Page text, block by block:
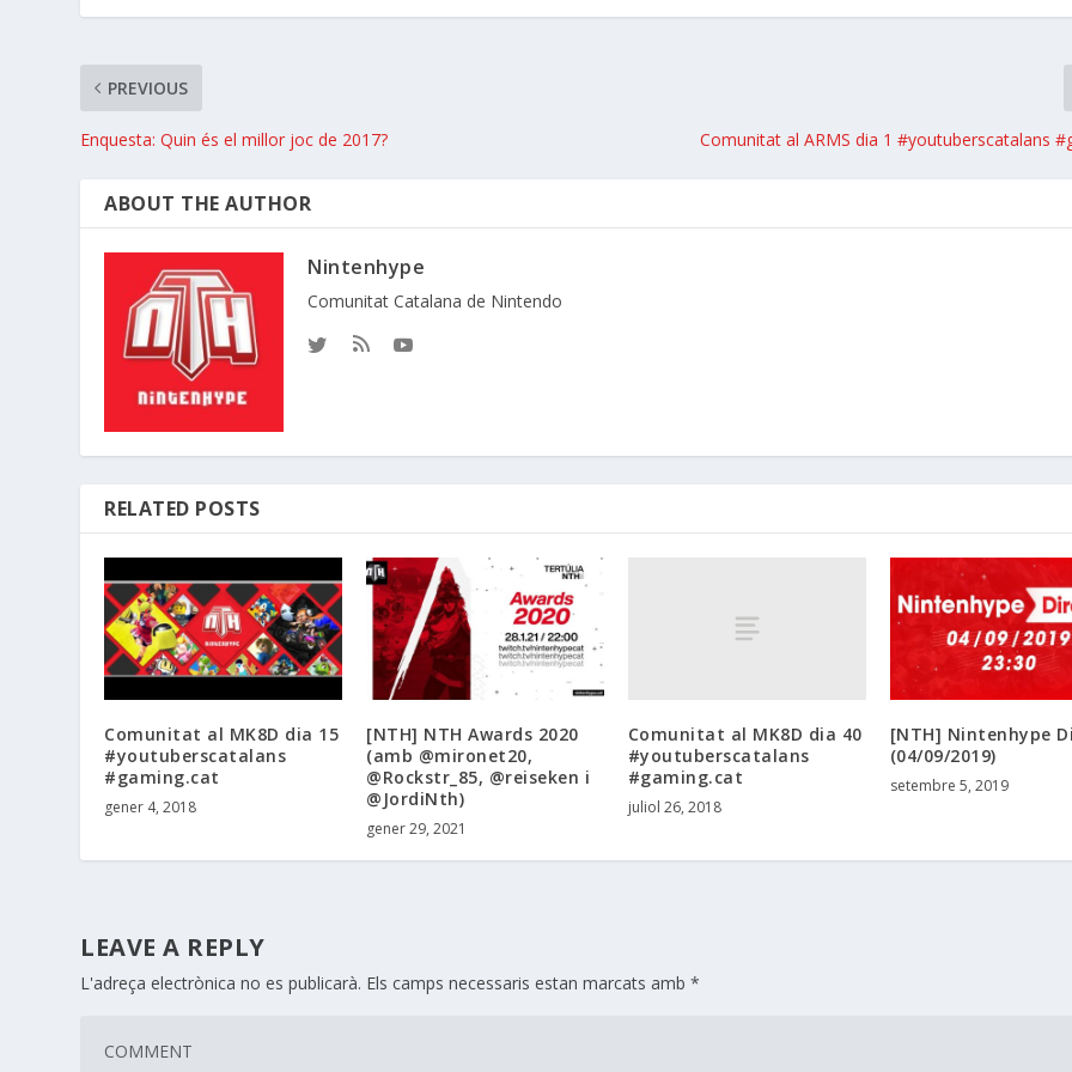
PREVIOUS
Enquesta: Quin és el millor joc de 2017? Comunitat al ARMS dia 1 #youtuberscatalans
ABOUT THE AUTHOR
Nintenhype
Comunitat Catalana de Nintendo
RELATED POSTS
Comunitat al MK8D dia 15
#youtuberscatalans
#gaming.cat
gener 4, 2018
[NTH] NTH Awards 2020
(amb @mironet20,
@Rockstr_85, @reiseken i
@JordiNth)
gener 29, 2021
Comunitat al MK8D dia 40
#youtuberscatalans
#gaming.cat
juliol 26, 2018
[NTH] Nintenhype
(04/09/2019)
setembre 5, 2019
LEAVE A REPLY
L'adreça electrònica no es publicarà. Els camps necessaris estan marcats amb*